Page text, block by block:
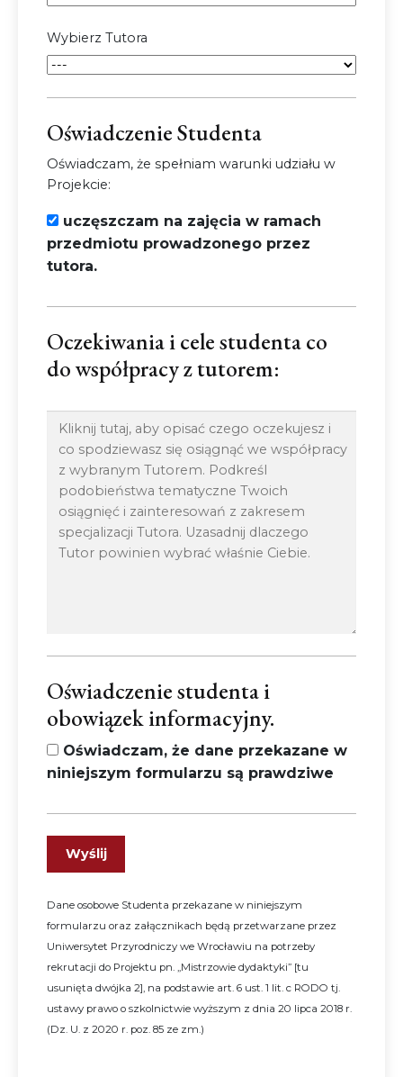
Wybierz Tutora
Oświadczenie Studenta
Oświadczam, że spełniam warunki udziału w
Projekcie:
uczęszczam na zajęcia w ramach
przedmiotu prowadzonego przez
tutora.
Oczekiwania i cele studenta co
do współpracy z tutorem:
Oświadczenie studenta i
obowiązek informacyjny.
Oświadczam, że dane przekazane w
niniejszym formularzu są prawdziwe
Dane osobowe Studenta przekazane w niniejszym
formularzu oraz załącznikach będą przetwarzane przez
Uniwersytet Przyrodniczy we Wrocławiu na potrzeby
rekrutacji do Projektu pn. „Mistrzowie dydaktyki” [tu
usunięta dwójka 2], na podstawie art. 6 ust. 1 lit. c RODO tj.
ustawy prawo o szkolnictwie wyższym z dnia 20 lipca 2018 r.
(Dz. U. z 2020 r. poz. 85 ze zm.)